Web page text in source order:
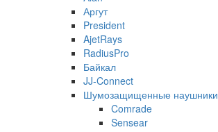
Аргут
President
AjetRays
RadiusPro
Байкал
JJ-Connect
Шумозащищенные наушники
Comrade
Sensear